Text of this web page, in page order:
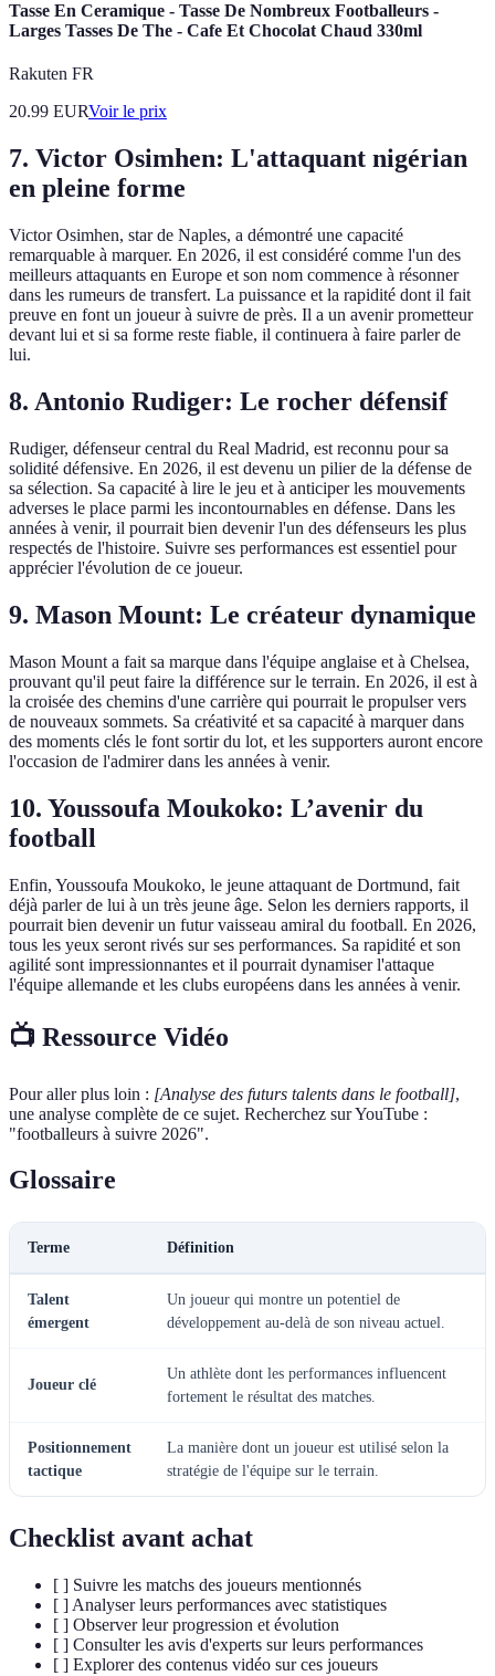
Tasse En Ceramique - Tasse De Nombreux Footballeurs -
Larges Tasses De The - Cafe Et Chocolat Chaud 330ml
Rakuten FR
20.99 EURVoir le prix
7. Victor Osimhen: L'attaquant nigérian
en pleine forme
Victor Osimhen, star de Naples, a démontré une capacité
remarquable à marquer. En 2026, il est considéré comme l'un des
meilleurs attaquants en Europe et son nom commence à résonner
dans les rumeurs de transfert. La puissance et la rapidité dont il fait
preuve en font un joueur à suivre de près. Il a un avenir prometteur
devant lui et si sa forme reste fiable, il continuera à faire parler de
lui.
8. Antonio Rudiger: Le rocher défensif
Rudiger, défenseur central du Real Madrid, est reconnu pour sa
solidité défensive. En 2026, il est devenu un pilier de la défense de
sa sélection. Sa capacité à lire le jeu et à anticiper les mouvements
adverses le place parmi les incontournables en défense. Dans les
années à venir, il pourrait bien devenir l'un des défenseurs les plus
respectés de l'histoire. Suivre ses performances est essentiel pour
apprécier l'évolution de ce joueur.
9. Mason Mount: Le créateur dynamique
Mason Mount a fait sa marque dans l'équipe anglaise et à Chelsea,
prouvant qu'il peut faire la différence sur le terrain. En 2026, il est à
la croisée des chemins d'une carrière qui pourrait le propulser vers
de nouveaux sommets. Sa créativité et sa capacité à marquer dans
des moments clés le font sortir du lot, et les supporters auront encore
l'occasion de l'admirer dans les années à venir.
10. Youssoufa Moukoko: L’avenir du
football
Enfin, Youssoufa Moukoko, le jeune attaquant de Dortmund, fait
déjà parler de lui à un très jeune âge. Selon les derniers rapports, il
pourrait bien devenir un futur vaisseau amiral du football. En 2026,
tous les yeux seront rivés sur ses performances. Sa rapidité et son
agilité sont impressionnantes et il pourrait dynamiser l'attaque
l'équipe allemande et les clubs européens dans les années à venir.
📺 Ressource Vidéo
Pour aller plus loin : [Analyse des futurs talents dans le football],
une analyse complète de ce sujet. Recherchez sur YouTube :
"footballeurs à suivre 2026".
Glossaire
Terme Définition
Talent
émergent
Un joueur qui montre un potentiel de
développement au-delà de son niveau actuel.
Joueur clé
Un athlète dont les performances influencent
fortement le résultat des matches.
Positionnement
tactique
La manière dont un joueur est utilisé selon la
stratégie de l'équipe sur le terrain.
Checklist avant achat
[ ] Suivre les matchs des joueurs mentionnés
[ ] Analyser leurs performances avec statistiques
[ ] Observer leur progression et évolution
[ ] Consulter les avis d'experts sur leurs performances
[ ] Explorer des contenus vidéo sur ces joueurs